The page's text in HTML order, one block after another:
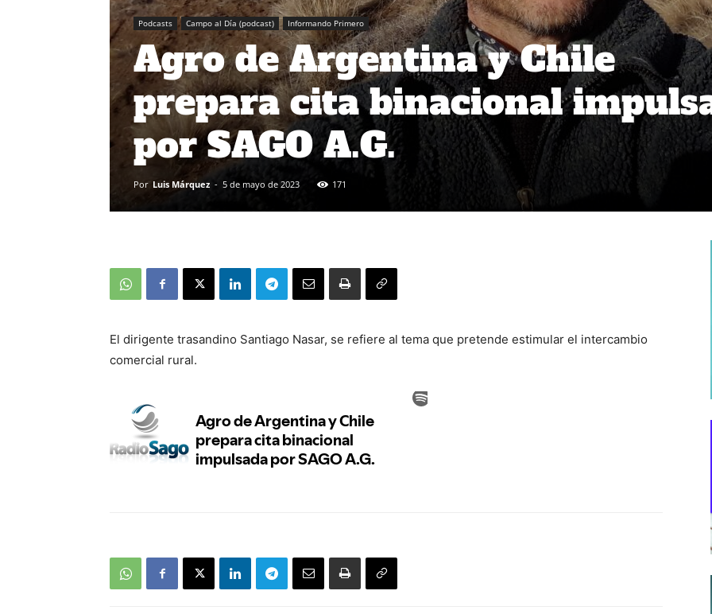
Podcasts Campo al Día (podcast) Informando Primero
Agro de Argentina y Chile
prepara cita binacional
por SAGO A.G.
Por Luis Márquez - 5 de mayo de 2023 171
El dirigente trasandino Santiago Nasar, se refiere al tema que pretende estimular el intercambio
comercial rural.